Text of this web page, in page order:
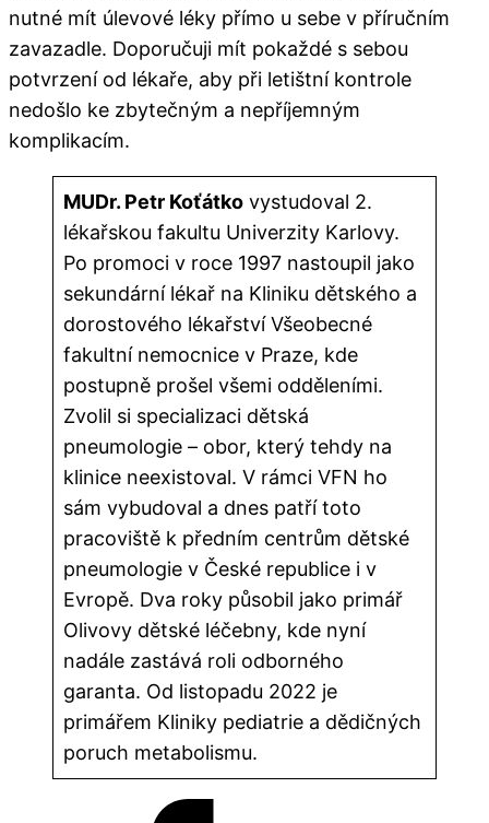
nutné mít úlevové léky přímo u sebe v příručním
zavazadle. Doporučuji mít pokaždé s sebou
potvrzení od lékaře, aby při letištní kontrole
nedošlo ke zbytečným a nepříjemným
komplikacím.
MUDr. Petr Koťátko vystudoval 2.
lékařskou fakultu Univerzity Karlovy.
Po promoci v roce 1997 nastoupil jako
sekundární lékař na Kliniku dětského a
dorostového lékařství Všeobecné
fakultní nemocnice v Praze, kde
postupně prošel všemi odděleními.
Zvolil si specializaci dětská
pneumologie – obor, který tehdy na
klinice neexistoval. V rámci VFN ho
sám vybudoval a dnes patří toto
pracoviště k předním centrům dětské
pneumologie v České republice i v
Evropě. Dva roky působil jako primář
Olivovy dětské léčebny, kde nyní
nadále zastává roli odborného
garanta. Od listopadu 2022 je
primářem Kliniky pediatrie a dědičných
poruch metabolismu.